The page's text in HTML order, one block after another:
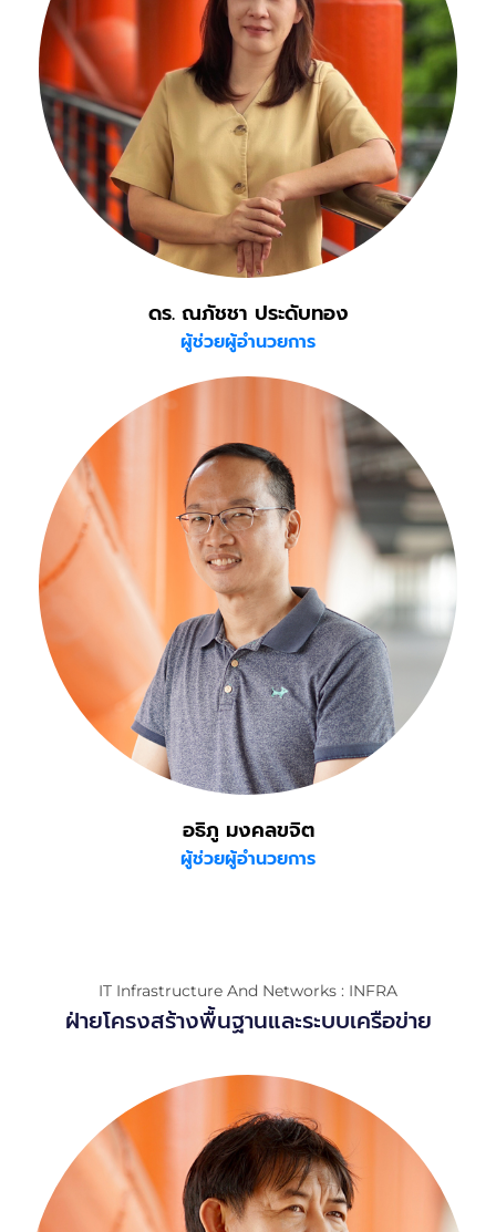
ดร. ณภัชชา ประดับทอง
ผู้ช่วยผู้อำนวยการ
อธิภู มงคลขจิต
ผู้ช่วยผู้อำนวยการ
IT Infrastructure And Networks : INFRA
ฝ่ายโครงสร้างพื้นฐานและระบบเครือข่าย